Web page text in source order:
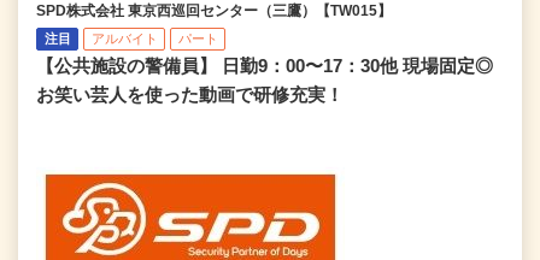
SPD株式会社 東京西巡回センター（三鷹）【TW015】
注目 アルバイト パート
【公共施設の警備員】 日勤9：00〜17：30他 現場固定◎
お笑い芸人を使った動画で研修充実！